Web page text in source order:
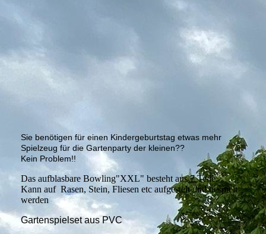
Sie benötigen für einen Kindergeburtstag etwas mehr
Spielzeug für die Gartenparty der kleinen??
Kein Problem!!
Das aufblasbare Bowling"XXL" besteht aus 7 Teile:
Kann auf Rasen, Stein, Fliesen etc aufgestelt und bespielt
werden
Gartenspielset aus PVC